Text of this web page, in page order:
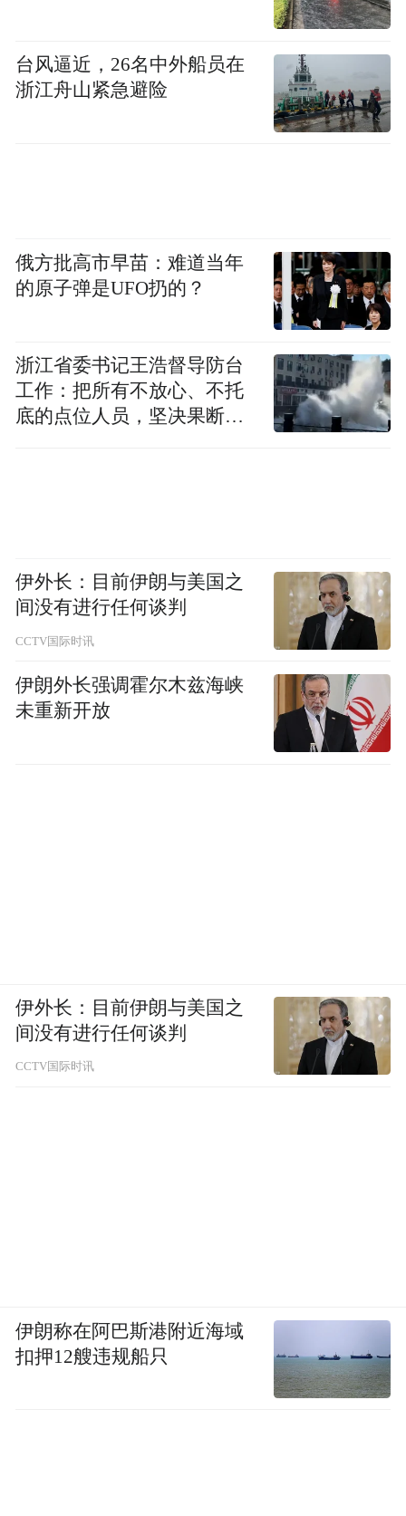
最后，祝本次汾酒杨梅节活动取得圆满成
功！
Notice: The content above (including the videos,
pictures and audios if any) is uploaded and posted
by the user of Dafeng Hao, which is a social media
platform and merely provides information storage
台风逼近，26名中外船员在
浙江舟山紧急避险
俄方批高市早苗：难道当年
的原子弹是UFO扔的？
浙江省委书记王浩督导防台
工作：把所有不放心、不托
底的点位人员，坚决果断转
伊外长：目前伊朗与美国之
间没有进行任何谈判
CCTV国际时讯
伊朗外长强调霍尔木兹海峡
未重新开放
伊外长：目前伊朗与美国之
间没有进行任何谈判
CCTV国际时讯
伊朗称在阿巴斯港附近海域
扣押12艘违规船只